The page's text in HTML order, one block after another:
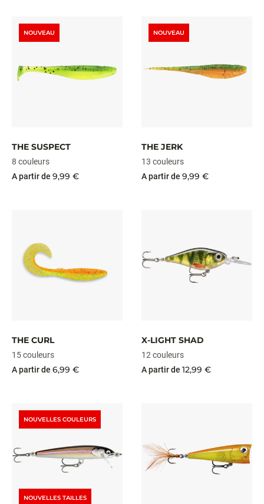
NOUVEAU
THE SUSPECT
8 couleurs
A partir de 9,99 €
NOUVEAU
THE JERK
13 couleurs
A partir de 9,99 €
THE CURL
15 couleurs
A partir de 6,99 €
X-LIGHT SHAD
12 couleurs
A partir de 12,99 €
NOUVELLES COULEURS
NOUVELLES TAILLES